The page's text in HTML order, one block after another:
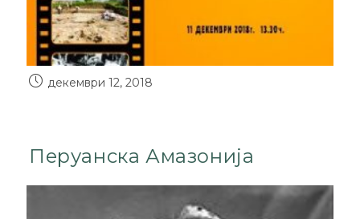
декември 12, 2018
Перуанска Амазонија